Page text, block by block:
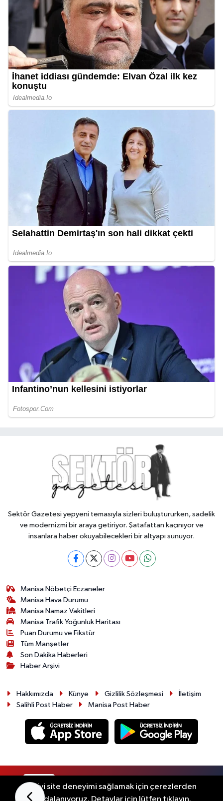
Sektör Gazetesi yepyeni temasıyla sizleri buluştururken, sadelik
ve modernizmi bir araya getiriyor. Şatafattan kaçınıyor ve
insanlara haber okuyabilecekleri bir altyapı sunuyor.
Manisa Nöbetçi Eczaneler
Manisa Hava Durumu
Manisa Namaz Vakitleri
Manisa Trafik Yoğunluk Haritası
Puan Durumu ve Fikstür
Tüm Manşetler
Son Dakika Haberleri
Haber Arşivi
Hakkımızda Künye Gizlilik Sözleşmesi
İletişim
Salihli Post Haber
Manisa Post Haber
En iyi site deneyimi sağlamak için çerezlerden
faydalanıyoruz. Detaylar için lütfen tıklayın.